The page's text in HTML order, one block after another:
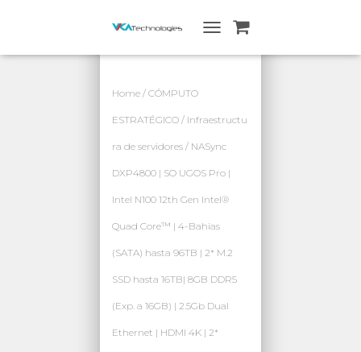
L
N
R
A
G
C
Ó
N
Home / CÓMPUTO
ESTRATÉGICO / Infraestructu
ra de servidores / NASync
DXP4800 | SO UGOS Pro |
Intel N100 12th Gen Intel®
Quad Core™ | 4-Bahias
(SATA) hasta 96TB | 2* M.2
SSD hasta 16TB| 8GB DDR5
(Exp. a 16GB) | 2.5Gb Dual
Ethernet | HDMI 4K | 2*